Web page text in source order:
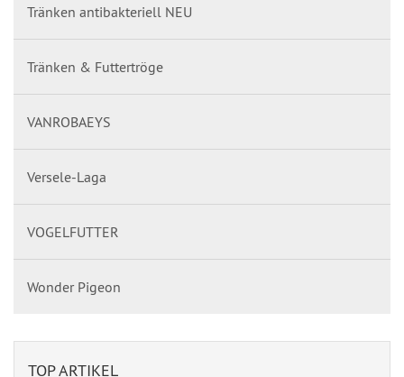
Tränken antibakteriell NEU
Tränken & Futtertröge
VANROBAEYS
Versele-Laga
VOGELFUTTER
Wonder Pigeon
TOP ARTIKEL